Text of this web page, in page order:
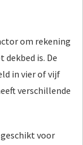
om rekening
dekbed is. De
in vier of vijf
verschillende
voor